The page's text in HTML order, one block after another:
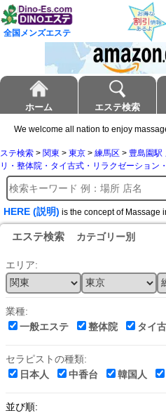
全国メンズエステ
ホーム エステ検索
We welcome all nation to enjoy
ステ検索 > 関東 > 東京 > 練馬区 > 豊島園駅
リ・整体院・タイ古式・リラクゼーション
HERE (説明) is the concept of Massage
エステ検索 カテゴリー別
エリア:
業種:
一般エステ
整体院 タイ
セラピストの種類:
日本人
中香台 韓国人
並び順: